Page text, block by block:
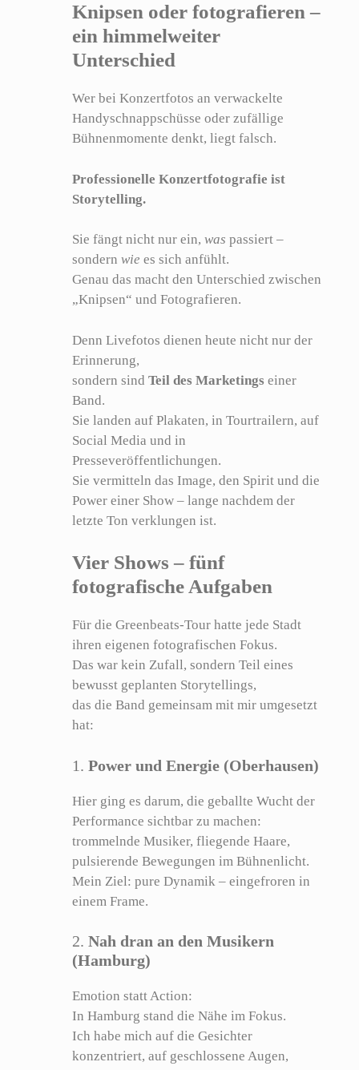
Knipsen oder fotografieren –
ein himmelweiter
Unterschied
Wer bei Konzertfotos an verwackelte
Handyschnappschüsse oder zufällige
Bühnenmomente denkt, liegt falsch.
Professionelle Konzertfotografie ist
Storytelling.
Sie fängt nicht nur ein, was passiert –
sondern wie es sich anfühlt.
Genau das macht den Unterschied zwischen
„Knipsen“ und Fotografieren.
Denn Livefotos dienen heute nicht nur der
Erinnerung,
sondern sind Teil des Marketings einer
Band.
Sie landen auf Plakaten, in Tourtrailern, auf
Social Media und in
Presseveröffentlichungen.
Sie vermitteln das Image, den Spirit und die
Power einer Show – lange nachdem der
letzte Ton verklungen ist.
Vier Shows – fünf
fotografische Aufgaben
Für die Greenbeats-Tour hatte jede Stadt
ihren eigenen fotografischen Fokus.
Das war kein Zufall, sondern Teil eines
bewusst geplanten Storytellings,
das die Band gemeinsam mit mir umgesetzt
hat:
1. Power und Energie (Oberhausen)
Hier ging es darum, die geballte Wucht der
Performance sichtbar zu machen:
trommelnde Musiker, fliegende Haare,
pulsierende Bewegungen im Bühnenlicht.
Mein Ziel: pure Dynamik – eingefroren in
einem Frame.
2. Nah dran an den Musikern
(Hamburg)
Emotion statt Action:
In Hamburg stand die Nähe im Fokus.
Ich habe mich auf die Gesichter
konzentriert, auf geschlossene Augen,